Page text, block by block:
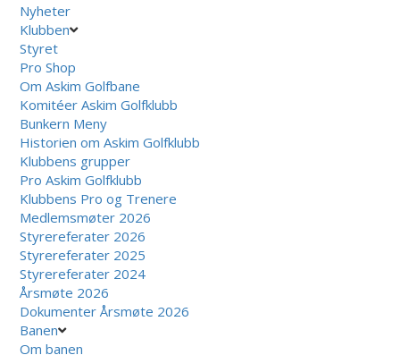
Nyheter
Klubben
Styret
Pro Shop
Om Askim Golfbane
Komitéer Askim Golfklubb
Bunkern Meny
Historien om Askim Golfklubb
Klubbens grupper
Pro Askim Golfklubb
Klubbens Pro og Trenere
Medlemsmøter 2026
Styrereferater 2026
Styrereferater 2025
Styrereferater 2024
Årsmøte 2026
Dokumenter Årsmøte 2026
Banen
Om banen